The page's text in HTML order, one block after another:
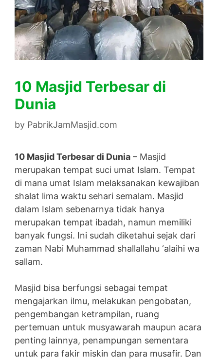
10 Masjid Terbesar di
Dunia
by PabrikJamMasjid.com
10 Masjid Terbesar di Dunia – Masjid
merupakan tempat suci umat Islam. Tempat
di mana umat Islam melaksanakan kewajiban
shalat lima waktu sehari semalam. Masjid
dalam Islam sebenarnya tidak hanya
merupakan tempat ibadah, namun memiliki
banyak fungsi. Ini sudah diketahui sejak dari
zaman Nabi Muhammad shallallahu ‘alaihi wa
sallam.
Masjid bisa berfungsi sebagai tempat
mengajarkan ilmu, melakukan pengobatan,
pengembangan ketrampilan, ruang
pertemuan untuk musyawarah maupun acara
penting lainnya, penampungan sementara
untuk para fakir miskin dan para musafir. Dan